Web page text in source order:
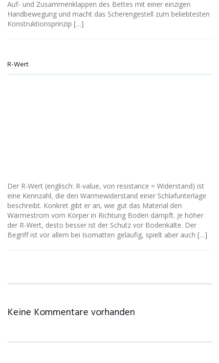
Auf- und Zusammenklappen des Bettes mit einer einzigen
Handbewegung und macht das Scherengestell zum beliebtesten
Konstruktionsprinzip […]
R-Wert
Der R-Wert (englisch: R-value, von resistance = Widerstand) ist
eine Kennzahl, die den Wärmewiderstand einer Schlafunterlage
beschreibt. Konkret gibt er an, wie gut das Material den
Wärmestrom vom Körper in Richtung Boden dämpft. Je höher
der R-Wert, desto besser ist der Schutz vor Bodenkälte. Der
Begriff ist vor allem bei Isomatten geläufig, spielt aber auch […]
Keine Kommentare vorhanden